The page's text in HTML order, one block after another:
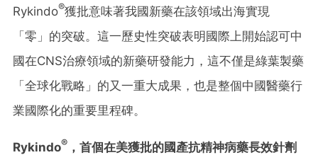
Rykindo®獲批意味著我國新藥在該領域出海實現
「零」的突破。這一歷史性突破表明國際上開始認可中
國在CNS治療領域的新藥研發能力，這不僅是綠葉製藥
「全球化戰略」的又一重大成果，也是整個中國醫藥行
業國際化的重要里程碑。
Rykindo® ，首個在美獲批的國產抗精神病藥長效針劑